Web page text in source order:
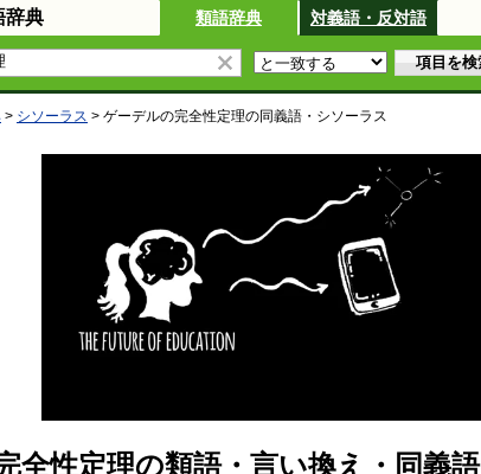
辞典 類語辞典 対義語・反対語
> シソーラス > ゲーデルの完全性定理の同義語・シソーラス
全性定理の類語・言い換え・同義語